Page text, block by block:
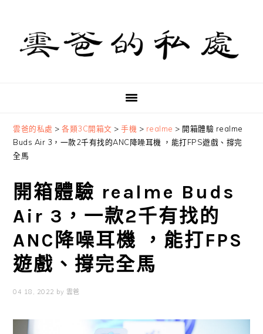
primary
navigation
content
primary
sidebar
雲爸的私處 >各類3C開箱文 >手機 > realme > 開箱體驗 realme
Buds Air 3，一款2千有找的ANC降噪耳機 ，能打FPS遊戲、撐完
全馬
開箱體驗 realme Buds
Air 3，一款2千有找的
ANC降噪耳機 ，能打FPS
遊戲、撐完全馬
04 18, 2022 by 雲爸